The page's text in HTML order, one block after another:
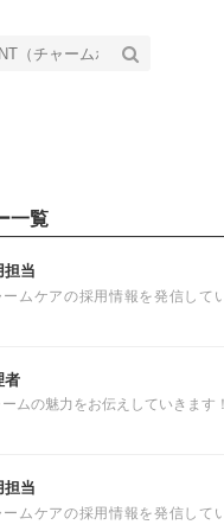
一覧
担当
ームケアの採用情報を発信して
者
ムの魅力をお伝えしていきます
担当
ームケアの採用情報を発信して